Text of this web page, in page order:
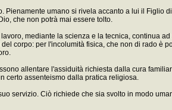
Pienamente umano si rivela accanto a lui il Figlio
che non potrà mai essere tolto.
mediante la scienza e la tecnica, continua
corpo: per l'incolumità fisica, che non di rado è
allentare l'assiduità richiesta dalla cura
certo assenteismo dalla pratica religiosa.
servizio. Ciò richiede che sia svolto in modo